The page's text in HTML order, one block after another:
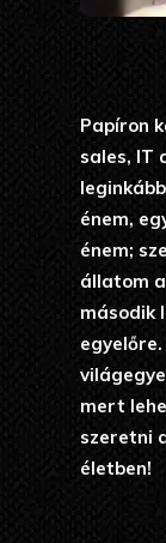
Papíron
sales, IT
énem,
énem;
állatom
második
mert
szeretni
életben!